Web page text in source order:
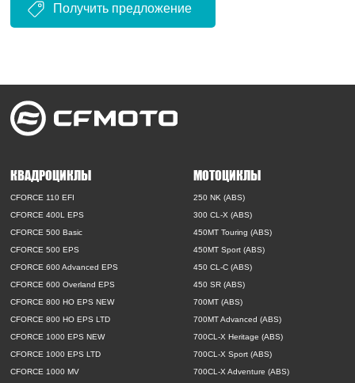
Получить предложение
КВАДРОЦИКЛЫ
CFORCE 110 EFI
CFORCE 400L EPS
CFORCE 500 Basic
CFORCE 500 EPS
CFORCE 600 Advanced EPS
CFORCE 600 Overland EPS
CFORCE 800 HO EPS NEW
CFORCE 800 HO EPS LTD
CFORCE 1000 EPS NEW
CFORCE 1000 EPS LTD
CFORCE 1000 MV
МОТОЦИКЛЫ
250 NK (ABS)
300 CL-X (ABS)
450MT Touring (ABS)
450MT Sport (ABS)
450 CL-C (ABS)
450 SR (ABS)
700MT (ABS)
700MT Advanced (ABS)
700CL-X Heritage (ABS)
700CL-X Sport (ABS)
700CL-X Adventure (ABS)